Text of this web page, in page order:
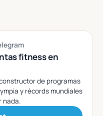
fitness en
de programas
y récords mundiales
nada.